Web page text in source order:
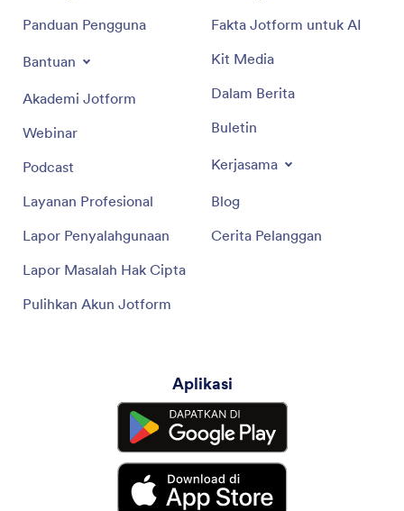
Panduan Pengguna
Bantuan
Akademi Jotform
Webinar
Podcast
Layanan Profesional
Lapor Penyalahgunaan
Lapor Masalah Hak Cipta
Pulihkan Akun Jotform
Fakta Jotform untuk AI
Kit Media
Dalam Berita
Buletin
Kerjasama
Blog
Cerita Pelanggan
Aplikasi